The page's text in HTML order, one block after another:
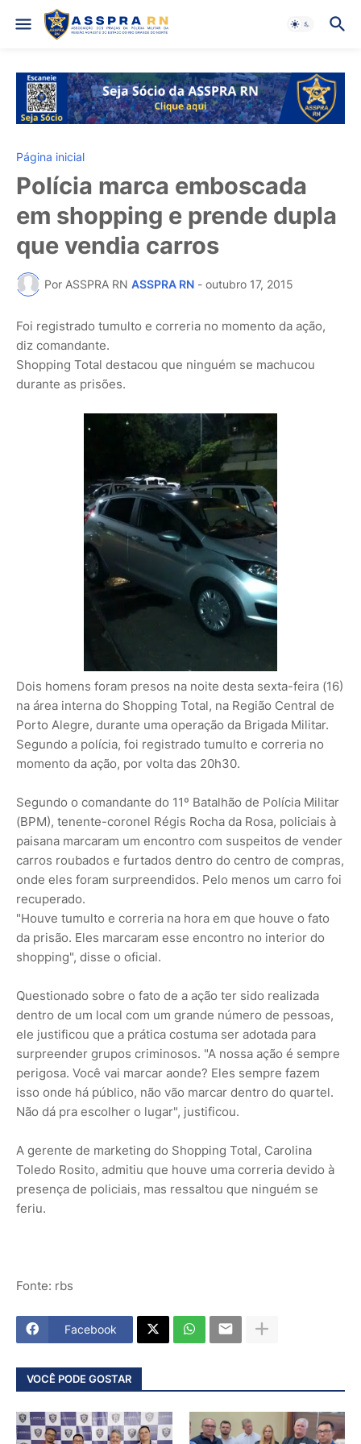
Página inicial
Polícia marca emboscada
em shopping e prende dupla
que vendia carros
Por ASSPRA RN ASSPRA RN - outubro 17, 2015
Foi registrado tumulto e correria no momento da ação,
diz comandante.
Shopping Total destacou que ninguém se machucou
durante as prisões.
Dois homens foram presos na noite desta sexta-feira (16)
na área interna do Shopping Total, na Região Central de
Porto Alegre, durante uma operação da Brigada Militar.
Segundo a polícia, foi registrado tumulto e correria no
momento da ação, por volta das 20h30.
Segundo o comandante do 11º Batalhão de Polícia Militar
(BPM), tenente-coronel Régis Rocha da Rosa, policiais à
paisana marcaram um encontro com suspeitos de vender
carros roubados e furtados dentro do centro de compras,
onde eles foram surpreendidos. Pelo menos um carro foi
recuperado.
"Houve tumulto e correria na hora em que houve o fato
da prisão. Eles marcaram esse encontro no interior do
shopping", disse o oficial.
Questionado sobre o fato de a ação ter sido realizada
dentro de um local com um grande número de pessoas,
ele justificou que a prática costuma ser adotada para
surpreender grupos criminosos. "A nossa ação é sempre
perigosa. Você vai marcar aonde? Eles sempre fazem
isso onde há público, não vão marcar dentro do quartel.
Não dá pra escolher o lugar", justificou.
A gerente de marketing do Shopping Total, Carolina
Toledo Rosito, admitiu que houve uma correria devido à
presença de policiais, mas ressaltou que ninguém se
feriu.
Fonte: rbs
Facebook
VOCÊ PODE GOSTAR